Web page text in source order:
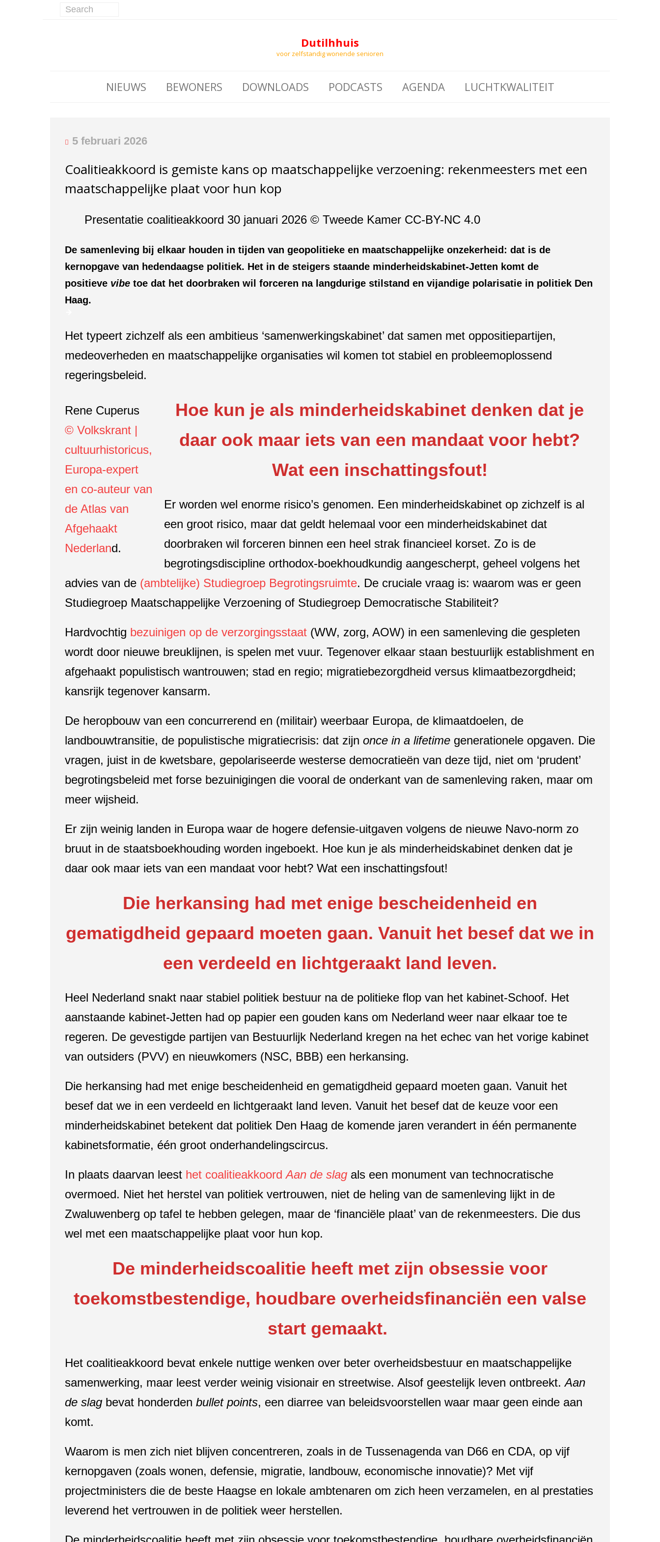
Dutilhhuis
voor zelfstandig wonende senioren
NIEUWS BEWONERS DOWNLOADS PODCASTS AGENDA LUCHTKWALITEIT
5 februari 2026
Coalitieakkoord is gemiste kans op maatschappelijke verzoening: rekenmeesters met een
maatschappelijke plaat voor hun kop
Presentatie coalitieakkoord 30 januari 2026 © Tweede Kamer CC-BY-NC 4.0
De samenleving bij elkaar houden in tijden van geopolitieke en maatschappelijke onzekerheid: dat is de
kernopgave van hedendaagse politiek. Het in de steigers staande minderheidskabinet-Jetten komt de
positieve vibe toe dat het doorbraken wil forceren na langdurige stilstand en vijandige polarisatie in politiek Den
Haag.
Het typeert zichzelf als een ambitieus ‘samenwerkingskabinet’ dat samen met oppositiepartijen,
medeoverheden en maatschappelijke organisaties wil komen tot stabiel en probleemoplossend
regeringsbeleid.
Rene Cuperus
© Volkskrant |
cultuurhistoricus,
Europa-expert
en co-auteur van
de Atlas van
Afgehaakt
Nederland.
Hoe kun je als minderheidskabinet denken dat je
daar ook maar iets van een mandaat voor hebt?
Wat een inschattingsfout!
Er worden wel enorme risico’s genomen. Een minderheidskabinet op zichzelf is al
een groot risico, maar dat geldt helemaal voor een minderheidskabinet dat
doorbraken wil forceren binnen een heel strak financieel korset. Zo is de
begrotingsdiscipline orthodox-boekhoudkundig aangescherpt, geheel volgens het
advies van de (ambtelijke) Studiegroep Begrotingsruimte. De cruciale vraag is: waarom was er geen
Studiegroep Maatschappelijke Verzoening of Studiegroep Democratische Stabiliteit?
Hardvochtig bezuinigen op de verzorgingsstaat (WW, zorg, AOW) in een samenleving die gespleten
wordt door nieuwe breuklijnen, is spelen met vuur. Tegenover elkaar staan bestuurlijk establishment en
afgehaakt populistisch wantrouwen; stad en regio; migratiebezorgdheid versus klimaatbezorgdheid;
kansrijk tegenover kansarm.
De heropbouw van een concurrerend en (militair) weerbaar Europa, de klimaatdoelen, de
landbouwtransitie, de populistische migratiecrisis: dat zijn once in a lifetime generationele opgaven. Die
vragen, juist in de kwetsbare, gepolariseerde westerse democratieën van deze tijd, niet om ‘prudent’
begrotingsbeleid met forse bezuinigingen die vooral de onderkant van de samenleving raken, maar om
meer wijsheid.
Er zijn weinig landen in Europa waar de hogere defensie-uitgaven volgens de nieuwe Navo-norm zo
bruut in de staatsboekhouding worden ingeboekt. Hoe kun je als minderheidskabinet denken dat je
daar ook maar iets van een mandaat voor hebt? Wat een inschattingsfout!
Die herkansing had met enige bescheidenheid en
gematigdheid gepaard moeten gaan. Vanuit het besef dat we in
een verdeeld en lichtgeraakt land leven.
Heel Nederland snakt naar stabiel politiek bestuur na de politieke flop van het kabinet-Schoof. Het
aanstaande kabinet-Jetten had op papier een gouden kans om Nederland weer naar elkaar toe te
regeren. De gevestigde partijen van Bestuurlijk Nederland kregen na het echec van het vorige kabinet
van outsiders (PVV) en nieuwkomers (NSC, BBB) een herkansing.
Die herkansing had met enige bescheidenheid en gematigdheid gepaard moeten gaan. Vanuit het
besef dat we in een verdeeld en lichtgeraakt land leven. Vanuit het besef dat de keuze voor een
minderheidskabinet betekent dat politiek Den Haag de komende jaren verandert in één permanente
kabinetsformatie, één groot onderhandelingscircus.
In plaats daarvan leest het coalitieakkoordAan de slag als een monument van technocratische
overmoed. Niet het herstel van politiek vertrouwen, niet de heling van de samenleving lijkt in de
Zwaluwenberg op tafel te hebben gelegen, maar de ‘financiële plaat’ van de rekenmeesters. Die dus
wel met een maatschappelijke plaat voor hun kop.
De minderheidscoalitie heeft met zijn obsessie voor
toekomstbestendige, houdbare overheidsfinanciën een valse
start gemaakt.
Het coalitieakkoord bevat enkele nuttige wenken over beter overheidsbestuur en maatschappelijke
samenwerking, maar leest verder weinig visionair en streetwise. Alsof geestelijk leven ontbreekt.Aan
de slag bevat honderden bullet points, een diarree van beleidsvoorstellen waar maar geen einde aan
komt.
Waarom is men zich niet blijven concentreren, zoals in de Tussenagenda van D66 en CDA, op vijf
kernopgaven (zoals wonen, defensie, migratie, landbouw, economische innovatie)? Met vijf
projectministers die de beste Haagse en lokale ambtenaren om zich heen verzamelen, en al prestaties
leverend het vertrouwen in de politiek weer herstellen.